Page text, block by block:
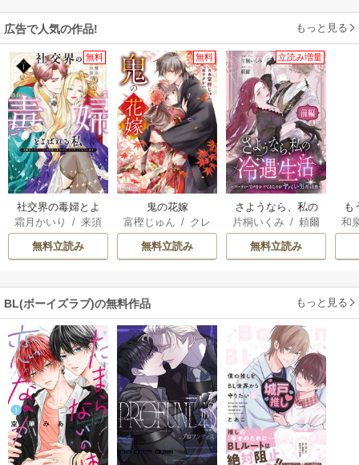
広告で人気の作品! もっと見る
無料
社交界の毒婦とよ
ばれる私～素敵な
辺境伯令息に腕を
折られたので、責
す～
霜月かいり /来須
みかん
無料立読み
無料
鬼の花嫁
富樫じゅん / クレ
ハ
無料立読み
立読み増量
さようなら、私の
冷遇生活 ～パーテ
ィーで声をかけて
きたのがヤバい男
片桐いくみ / 頼爾
無料立読み
も
離
和
BL(ボーイズラブ)の無料作品 もっと見る